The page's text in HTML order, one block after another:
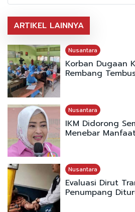
ARTIKEL LAINNYA
Nusantara
Korban Dugaan
Rembang
Nusantara
IKM Didorong
Menebar
Nusantara
Evaluasi Dirut
Penumpang